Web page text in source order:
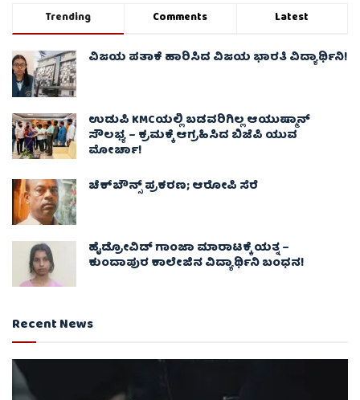
Trending Comments Latest
ವಿಜಯ ಪತಾಕೆ ಹಾರಿಸಿದ ವಿಜಯ ಭಾರತಿ ವಿದ್ಯಾರ್ಥಿನಿ!
ಉಡುಪಿ KMCಯಲ್ಲಿ ಬಡವರಿಗಿಲ್ಲ ಆಯುಷ್ಮಾನ್
ಸೌಲಭ್ಯ – ಕ್ರಮಕ್ಕೆ ಆಗ್ರಹಿಸಿದ ಬಿಜೆಪಿ ಯುವ
ಮೋರ್ಚಾ!
ಚೆಕ್​ಬೌನ್ಸ್​ ಪ್ರಕರಣ; ಆರೋಪಿ ಸೆರೆ
ಹೈಡ್ರೋವಿಡ್ ಗಾಂಜಾ ಮಾರಾಟಕ್ಕೆ ಯತ್ನ –
ಕುಂದಾಪುರ ಕಾಲೇಜಿನ ವಿದ್ಯಾರ್ಥಿನಿ ಬಂಧನ!
Recent News